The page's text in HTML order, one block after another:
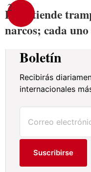
2
DEA tiende
narcos; cada
Boletín
Recibirás
internacionales
Suscribirse